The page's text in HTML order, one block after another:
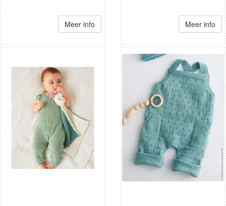
Meer info Meer info